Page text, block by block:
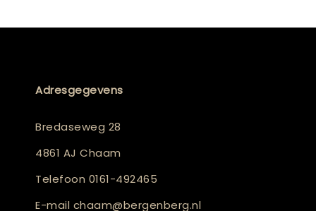
Adresgegevens
Bredaseweg 28
4861 AJ Chaam
Telefoon 0161-492465
E-mail chaam@bergenberg.nl